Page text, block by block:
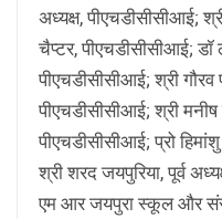
अध्यक्ष, पीएचडीसीसीआई;
चैप्टर, पीएचडीसीसीआई;
पीएचडीसीसीआई; श्री
पीएचडीसीसीआई; श्री
पीएचडीसीसीआई; प्रो
श्री शरद जयपुरिया, पूर्व
एम आर जयपुरा स्कूल और